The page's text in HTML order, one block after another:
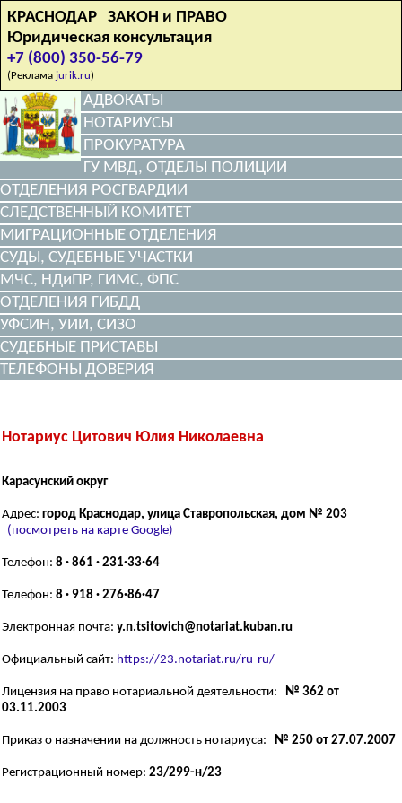
КРАСНОДАР ЗАКОН и ПРАВО
Юридическая консультация
+7 (800) 350-56-79
(Реклама jurik.ru)
АДВОКАТЫ
НОТАРИУСЫ
ПРОКУРАТУРА
ГУ МВД, ОТДЕЛЫ ПОЛИЦИИ
ОТДЕЛЕНИЯ РОСГВАРДИИ
СЛЕДСТВЕННЫЙ КОМИТЕТ
МИГРАЦИОННЫЕ ОТДЕЛЕНИЯ
СУДЫ, СУДЕБНЫЕ УЧАСТКИ
МЧС, НДиПР, ГИМС, ФПС
ОТДЕЛЕНИЯ ГИБДД
УФСИН, УИИ, СИЗО
СУДЕБНЫЕ ПРИСТАВЫ
ТЕЛЕФОНЫ ДОВЕРИЯ
Нотариус Цитович Юлия Николаевна
Карасунский округ
Адрес: город Краснодар, улица Ставропольская, дом № 203
(посмотреть на карте Google)
Телефон: 8 · 861 · 231·33·64
Телефон: 8 · 918 · 276·86·47
Электронная почта: y.n.tsitovich@notariat.kuban.ru
Официальный сайт: https://23.notariat.ru/ru-ru/
Лицензия на право нотариальной деятельности: № 362 от
03.11.2003
Приказ о назначении на должность нотариуса: № 250 от 27.07.2007
Регистрационный номер: 23/299-н/23